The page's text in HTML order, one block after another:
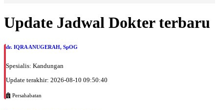
Update Jadwal Dokter terbaru
dr. IQRA ANUGERAH, SpOG
Spesialis: Kandungan
Update terakhir: 2026-08-10 09:50:40
Persahabatan